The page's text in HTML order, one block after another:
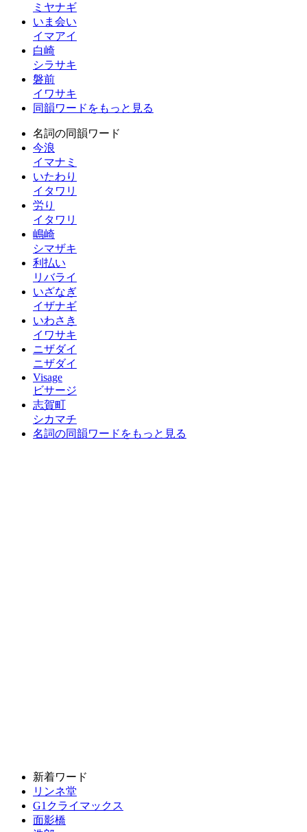
ミヤナギ
いま会い
イマアイ
白崎
シラサキ
磐前
イワサキ
同韻ワードをもっと見る
名詞の同韻ワード
今浪
イマナミ
いたわり
イタワリ
労り
イタワリ
嶋崎
シマザキ
利払い
リバライ
いざなぎ
イザナギ
いわさき
イワサキ
ニザダイ
ニザダイ
Visage
ビサージ
志賀町
シカマチ
名詞の同韻ワードをもっと見る
新着ワード
リンネ堂
G1クライマックス
面影橋